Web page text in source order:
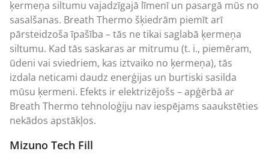
ķermeņa siltumu vajadzīgajā līmenī un pasargā mūs no
sasalšanas. Breath Thermo šķiedrām piemīt arī
pārsteidzoša īpašība – tās ne tikai saglabā ķermeņa
siltumu. Kad tās saskaras ar mitrumu (t. i., piemēram,
ūdeni vai sviedriem, kas iztvaiko no ķermeņa), tās
izdala neticami daudz enerģijas un burtiski sasilda
mūsu ķermeni. Efekts ir elektrizējošs – apģērbā ar
Breath Thermo tehnoloģiju nav iespējams saaukstēties
nekādos apstākļos.
Mizuno Tech Fill